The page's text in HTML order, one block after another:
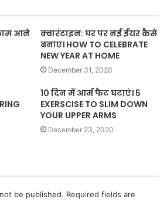
आने
क्वारंटाइन: घर पर नई ईयर कैसे
बनाए। HOW TO CELEBRATE
NEW YEAR AT HOME
December 31, 2020
10 दिन में आर्म फैट घटाएं। 5
EXERSCISE TO SLIM DOWN
YOUR UPPER ARMS
December 23, 2020
be published. Required fields are